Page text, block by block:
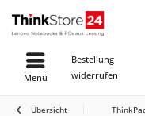
Bestellung
widerrufen
Menü
Übersicht